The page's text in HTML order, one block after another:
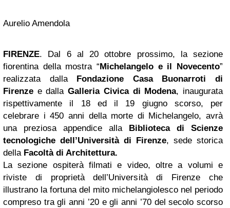
Aurelio Amendola
FIRENZE. Dal 6 al 20 ottobre prossimo, la sezione
fiorentina della mostra “Michelangelo e il Novecento”
realizzata dalla Fondazione Casa Buonarroti di
Firenze e dallaGalleria Civica di Modena, inaugurata
rispettivamente il 18 ed il 19 giugno scorso, per
celebrare i 450 anni della morte di Michelangelo, avrà
una preziosa appendice alla Biblioteca di Scienze
tecnologiche dell’Università di Firenze, sede storica
della Facoltà di Architettura.
La sezione ospiterà filmati e video, oltre a volumi e
riviste di proprietà dell’Università di Firenze che
illustrano la fortuna del mito michelangiolesco nel periodo
compreso tra gli anni ’20 e gli anni ’70 del secolo scorso